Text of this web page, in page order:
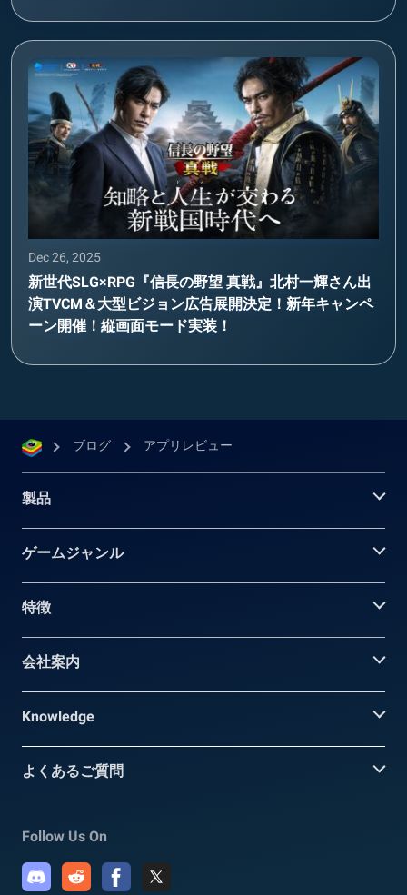
Dec 26, 2025
新世代SLG×RPG『信長の野望 真戦』北村一輝さん出
演TVCM＆大型ビジョン広告展開決定！新年キャンペ
ーン開催！縦画面モード実装！
ブログ アプリレビュー
製品
ゲームジャンル
特徴
会社案内
Knowledge
よくあるご質問
Follow Us On